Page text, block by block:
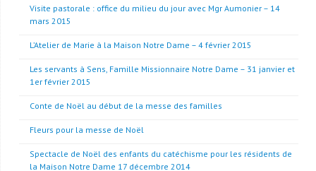
Visite pastorale : office du milieu du jour avec Mgr Aumonier – 14
mars 2015
L’Atelier de Marie à la Maison Notre Dame – 4 février 2015
Les servants à Sens, Famille Missionnaire Notre Dame – 31 janvier et
1er février 2015
Conte de Noël au début de la messe des familles
Fleurs pour la messe de Noël
Spectacle de Noël des enfants du catéchisme pour les résidents de
la Maison Notre Dame 17 décembre 2014